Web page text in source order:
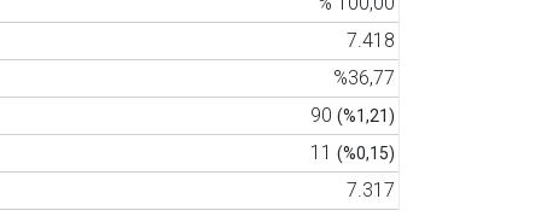
7.418
%36,77
90 (%1,21)
11 (%0,15)
7.317